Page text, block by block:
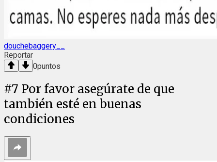
douchebaggery__
Reportar
0puntos
#7 Por favor asegúrate de que
también esté en buenas
condiciones